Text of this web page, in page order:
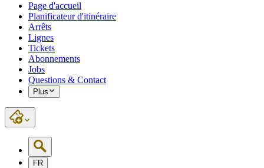
Page d'accueil
Planificateur d'itinéraire
Arrêts
Lignes
Tickets
Abonnements
Jobs
Questions & Contact
Plus
FR